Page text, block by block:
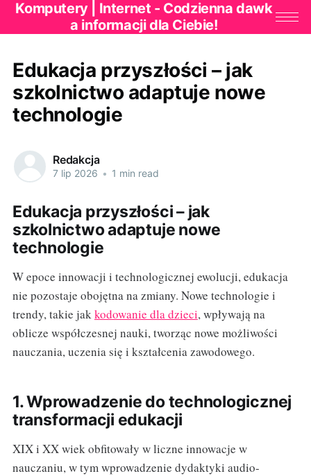
Komputery | Internet - Codzienna dawk
a informacji dla Ciebie!
Edukacja przyszłości – jak
szkolnictwo adaptuje nowe
technologie
Redakcja
7 lip 2026 • 1 min read
Edukacja przyszłości – jak
szkolnictwo adaptuje nowe
technologie
W epoce innowacji i technologicznej ewolucji, edukacja
nie pozostaje obojętna na zmiany. Nowe technologie i
trendy, takie jakkodowanie dla dzieci, wpływają na
oblicze współczesnej nauki, tworząc nowe możliwości
nauczania, uczenia się i kształcenia zawodowego.
1. Wprowadzenie do technologicznej
transformacji edukacji
XIX i XX wiek obfitowały w liczne innowacje w
nauczaniu, w tym wprowadzenie dydaktyki audio-